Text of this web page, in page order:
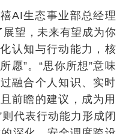
生态事业部总经理
望，未来有望成为你
认知与行动能力，核
愿”。“思你所想”意味
融合个人知识、实时
前瞻的建议，成为用
则代表行动能力形成闭